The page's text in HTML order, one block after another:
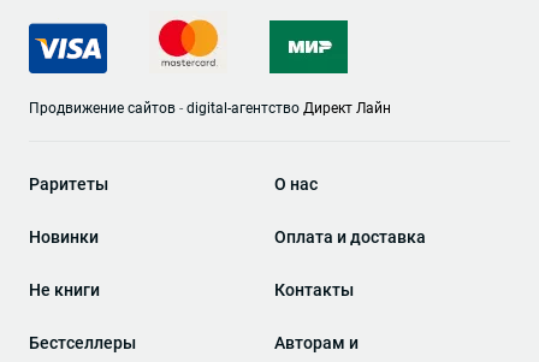
Раритеты
Новинки
Не книги
Бестселлеры
О нас
Оплата и доставка
Контакты
Авторам и
Продвижение сайтов - digital-агентство Директ Лайн